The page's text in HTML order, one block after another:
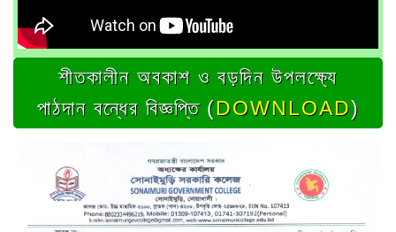
শীতকালীন অবকাশ ও বড়দিন উপলক্ষ্যে
পাঠদান বন্ধের বিজ্ঞপ্তি (DOWNLOAD)